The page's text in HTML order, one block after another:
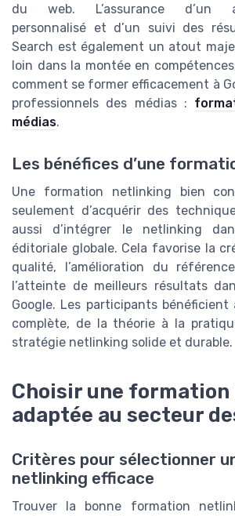
du web. L’assurance d’un
personnalisé et d’un suivi des
Search est également un atout
loin dans la montée en
comment se former efficacement à
professionnels des médias :
médias.
Les bénéfices d’une
Une formation netlinking bien
seulement d’acquérir des
aussi d’intégrer le netlinking
éditoriale globale. Cela favorise la
qualité, l’amélioration du
l’atteinte de meilleurs résultats
Google. Les participants bénéficient
complète, de la théorie à la
stratégie netlinking solide et durable.
Choisir une
adaptée au secteur
Critères pour sélectionner
netlinking efficace
Trouver la bonne formation